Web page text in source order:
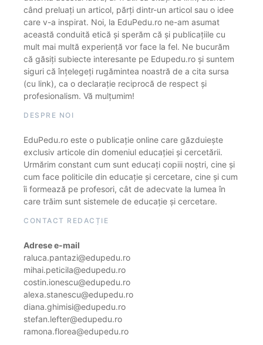
când preluați un articol, părți dintr-un articol sau o idee
care v-a inspirat. Noi, la EduPedu.ro ne-am asumat
această conduită etică și sperăm că și publicațiile cu
mult mai multă experiență vor face la fel. Ne bucurăm
că găsiți subiecte interesante pe Edupedu.ro și suntem
siguri că înțelegeți rugămintea noastră de a cita sursa
(cu link), ca o declarație reciprocă de respect și
profesionalism. Vă mulțumim!
DESPRE NOI
EduPedu.ro este o publicație online care găzduiește
exclusiv articole din domeniul educației și cercetării.
Urmărim constant cum sunt educați copiii noștri, cine și
cum face politicile din educație și cercetare, cine și cum
îi formează pe profesori, cât de adecvate la lumea în
care trăim sunt sistemele de educație și cercetare.
CONTACT REDACȚIE
Adrese e-mail
raluca.pantazi@edupedu.ro
mihai.peticila@edupedu.ro
costin.ionescu@edupedu.ro
alexa.stanescu@edupedu.ro
diana.ghimisi@edupedu.ro
stefan.lefter@edupedu.ro
ramona.florea@edupedu.ro